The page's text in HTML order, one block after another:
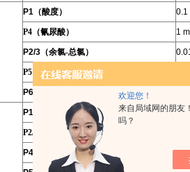
欢迎您！
来自局域网的朋友
吗？
P1（酸度） 0.1
P4（氰尿酸） 1
P2/3 （余氯-总氯）
P5（ 碘）
P6/7（
P1 ） ±
P2/3（余氯-总氯）
P4 ） 读